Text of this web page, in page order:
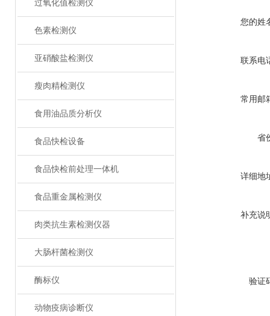
过氧化值检测仪
色素检测仪
亚硝酸盐检测仪
瘦肉精检测仪
食用油品质分析仪
食品快检设备
食品快检前处理一体机
食品重金属检测仪
肉类抗生素检测仪器
大肠杆菌检测仪
酶标仪
动物疫病诊断仪
您的姓
联系电
常用邮
省
详细地
补充说
验证